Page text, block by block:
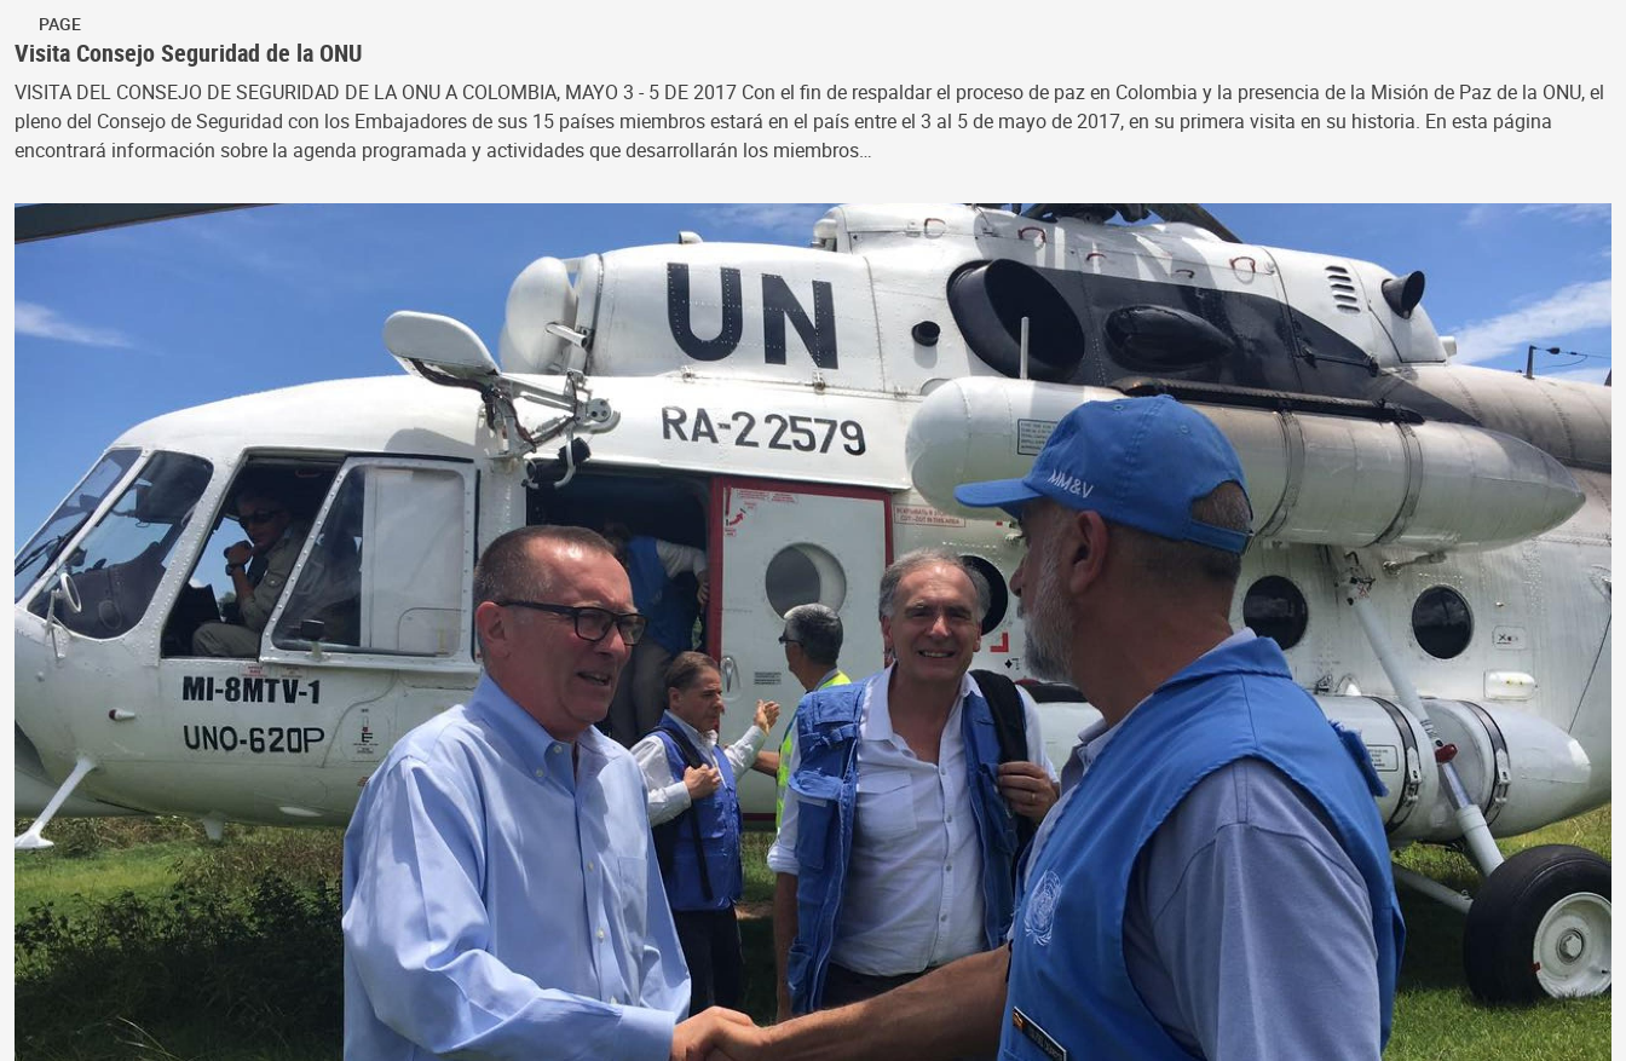
PAGE
Visita Consejo Seguridad de la ONU
VISITA DEL CONSEJO DE SEGURIDAD DE LA ONU A COLOMBIA, MAYO 3 - 5 DE 2017 Con el fin de respaldar el proceso de paz en Colombia y la presencia de la Misión de Paz de la ONU, el
pleno del Consejo de Seguridad con los Embajadores de sus 15 países miembros estará en el país entre el 3 al 5 de mayo de 2017, en su primera visita en su historia. En esta página
encontrará información sobre la agenda programada y actividades que desarrollarán los miembros…